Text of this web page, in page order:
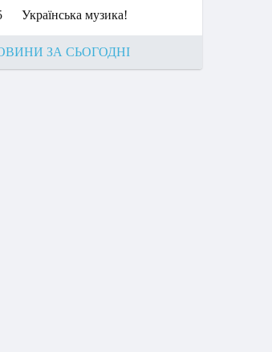
Українська музика!
ЗА СЬОГОДНІ